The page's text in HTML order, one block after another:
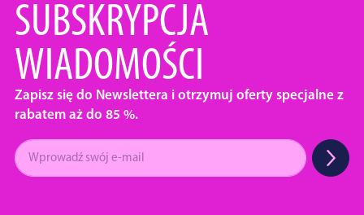
SUBSKRYPCJA
WIADOMOŚCI
Zapisz się do Newslettera i otrzymuj oferty specjalne z
rabatem aż do 85 %.